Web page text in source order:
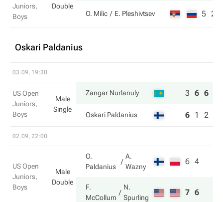
Juniors,
Boys
Double
O. Milic E. Pleshivtsev 5 2
Oskari Paldanius
03.09, 19:30
US Open
Juniors,
Boys
Male
Single
Zangar Nurlanuly 3 6 6
Oskari Paldanius 6 1 2
02.09, 22:00
US Open
Juniors,
Boys
Male
Double
O.
Paldanius
A.
Wazny
6 4
F.
McCollum
N.
Spurling
7 6